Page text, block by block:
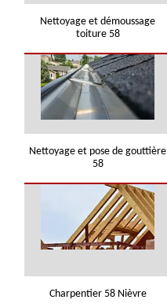
Nettoyage et démoussage
toiture 58
Nettoyage et pose de gouttière
58
Charpentier 58 Nièvre